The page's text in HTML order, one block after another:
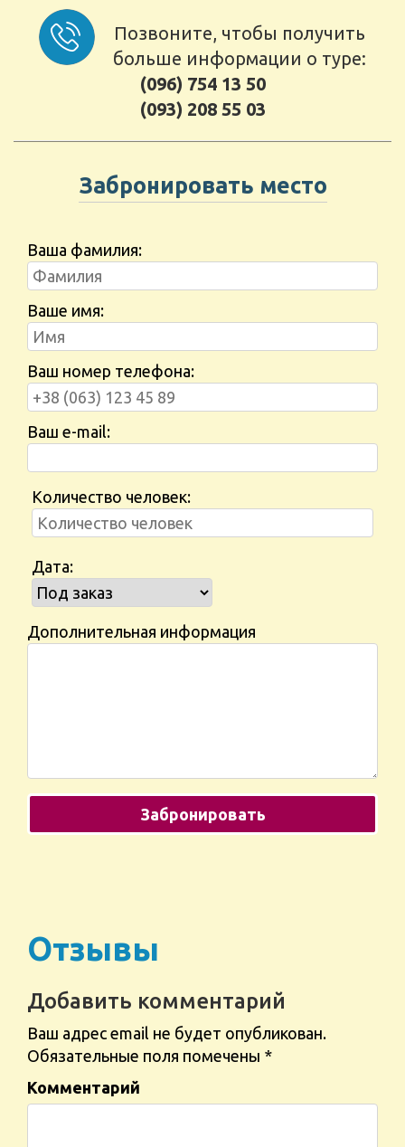
Позвоните, чтобы получить
больше информации о туре:
(096) 754 13 50
(093) 208 55 03
Забронировать место
Ваша фамилия:
Ваше имя:
Ваш номер телефона:
Ваш e-mail:
Количество человек:
Дата:
Дополнительная информация
Отзывы
Добавить комментарий
Ваш адрес email не будет опубликован.
Обязательные поля помечены *
Комментарий